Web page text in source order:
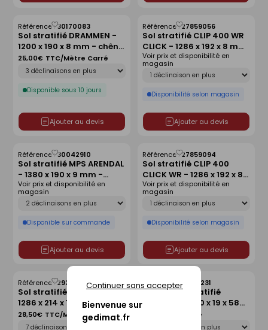
Bienvenue sur
gedimat.fr
Continuer sans accepter
Sol stratifié DRAMMEN -
1200 x 190 x 8 mm - chêne
dune
Référence :30170083
Disponible sous 10 jours
25,00€ TTC/Mètre Carré
Ajouter au devis
Enregistrer
comme
liste
Sol stratifié CLIP 400 WR
CLICK - 1286 x 192 x 8 mm
- chêne nature
Référence :27859056
Déclinaison
Disponibilité selon magasin
Voir prix et disponibilité en
magasin
Ajouter au devis
Enregistrer
comme
liste
Sol stratifié MPS ARENDAL
- 1380 x 190 x 9 mm -
chêne insulaire
Référence :30042910
Déclinaison
Disponible sur commande
Voir prix et disponibilité en
magasin
Ajouter au devis
Enregistrer
comme
liste
Sol stratifié CLIP 400
CLICK WR - 1286 x 192 x 8
mm - chêne alicante
Référence :27859094
Déclinaison
Disponibilité selon magasin
Voir prix et disponibilité en
magasin
Ajouter au devis
Enregistrer
comme
liste
Sol stratifié SOLID PLUS -
1286 x 214 x 12 mm - chêne
jefferson
Référence :29355235
28,50€ TTC/Mètre Carré
Enregistrer
comme
liste
Plinthe sol stratifié
NAMIBIE - 2400 x 19 x 58
mm - chêne cérusé lavé
Référence :27513231
TTC/Pièce
Enregistrer
comme